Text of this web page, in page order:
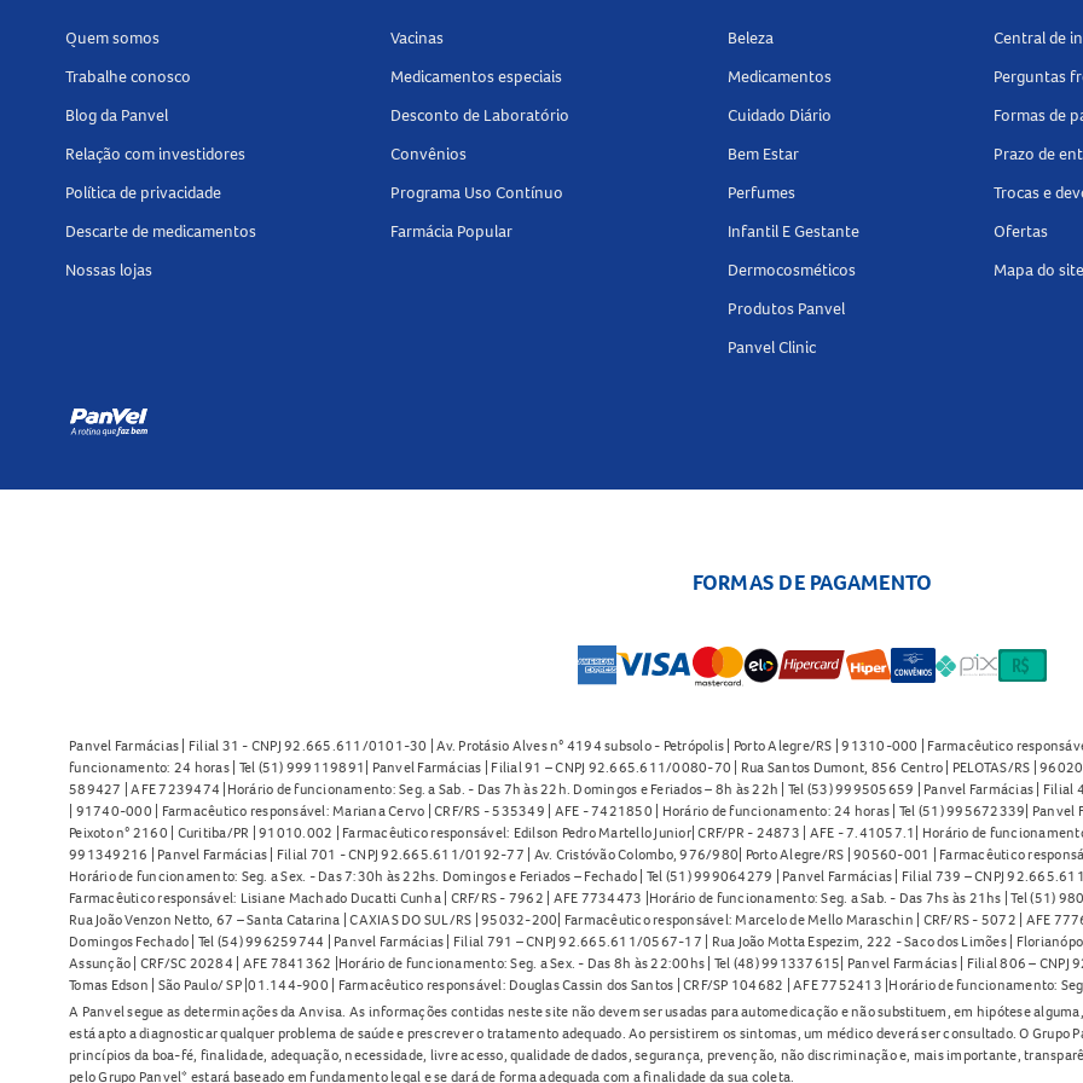
Quem somos
Trabalhe conosco
Blog da Panvel
Relação com investidores
Política de privacidade
Descarte de medicamentos
Nossas lojas
Vacinas
Medicamentos especiais
Desconto de Laboratório
Convênios
Programa Uso Contínuo
Farmácia Popular
Beleza
Medicamentos
Cuidado Diário
Bem Estar
Perfumes
Infantil E Gestante
Dermocosméticos
Produtos Panvel
Panvel Clinic
Central de
Perguntas
Formas de
Prazo de
Trocas e
Ofertas
Mapa do site
FORMAS DE PAGAMENTO
Panvel Farmácias | Filial 31 - CNPJ 92.665.611/0101-30 | Av. Protásio Alves n° 4194 subsolo - Petrópolis | Porto Alegre/RS | 91310-000 | Farmacêutico
funcionamento: 24 horas | Tel (51) 999119891| Panvel Farmácias | Filial 91 – CNPJ 92.665.611/0080-70 | Rua Santos Dumont, 856 Centro | PELOTAS/RS |
589427 | AFE 7239474 |Horário de funcionamento: Seg. a Sab. - Das 7h às 22h. Domingos e Feriados – 8h às 22h | Tel (53) 999505659 | Panvel Farmácias |
| 91740-000 | Farmacêutico responsável: Mariana Cervo | CRF/RS - 535349 | AFE - 7421850 | Horário de funcionamento: 24 horas | Tel (51) 995672339|
Peixoto n° 2160 | Curitiba/PR | 91010.002 | Farmacêutico responsável: Edilson Pedro Martello Junior| CRF/PR - 24873 | AFE - 7.41057.1| Horário de
991349216 | Panvel Farmácias | Filial 701 - CNPJ 92.665.611/0192-77 | Av. Cristóvão Colombo, 976/980| Porto Alegre/RS | 90560-001 | Farmacêutico
Horário de funcionamento: Seg. a Sex. - Das 7:30h às 22hs. Domingos e Feriados – Fechado | Tel (51) 999064279 | Panvel Farmácias | Filial 739 – CNPJ
Farmacêutico responsável: Lisiane Machado Ducatti Cunha | CRF/RS - 7962 | AFE 7734473 |Horário de funcionamento: Seg. a Sab. - Das 7hs às 21hs | Tel (51)
Rua João Venzon Netto, 67 – Santa Catarina | CAXIAS DO SUL/RS | 95032-200| Farmacêutico responsável: Marcelo de Mello Maraschin | CRF/RS - 5072 | AFE
Domingos Fechado | Tel (54) 996259744 | Panvel Farmácias | Filial 791 – CNPJ 92.665.611/0567-17 | Rua João Motta Espezim, 222 - Saco dos Limões |
Assunção | CRF/SC 20284 | AFE 7841362 |Horário de funcionamento: Seg. a Sex. - Das 8h às 22:00hs | Tel (48) 991337615| Panvel Farmácias | Filial 806 –
Tomas Edson | São Paulo/ SP |01.144-900 | Farmacêutico responsável: Douglas Cassin dos Santos | CRF/SP 104682 | AFE 7752413 |Horário de funcionamento:
A Panvel segue as determinações da Anvisa. As informações contidas neste site não devem ser usadas para automedicação e não substituem, em hipótese
está apto a diagnosticar qualquer problema de saúde e prescrever o tratamento adequado. Ao persistirem os sintomas, um médico deverá ser consultado. O Grupo
princípios da boa-fé, finalidade, adequação, necessidade, livre acesso, qualidade de dados, segurança, prevenção, não discriminação e, mais importante,
pelo Grupo Panvel* estará baseado em fundamento legal e se dará de forma adequada com a finalidade da sua coleta.